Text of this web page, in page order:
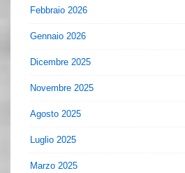
Febbraio 2026
Gennaio 2026
Dicembre 2025
Novembre 2025
Agosto 2025
Luglio 2025
Marzo 2025